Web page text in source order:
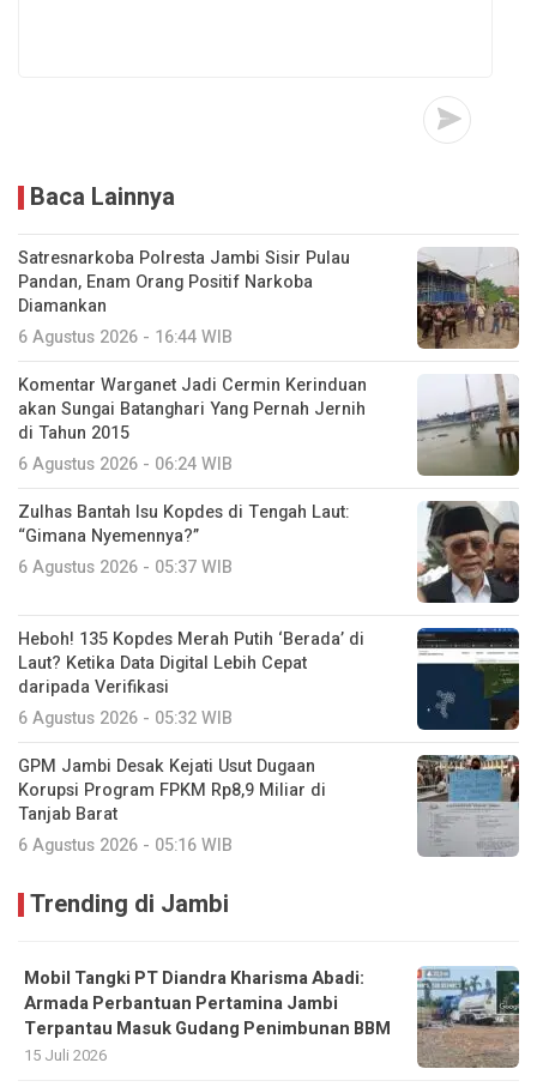
Baca Lainnya
Satresnarkoba Polresta Jambi Sisir Pulau
Pandan, Enam Orang Positif Narkoba
Diamankan
6 Agustus 2026 - 16:44 WIB
Komentar Warganet Jadi Cermin Kerinduan
akan Sungai Batanghari Yang Pernah Jernih
di Tahun 2015
6 Agustus 2026 - 06:24 WIB
Zulhas Bantah Isu Kopdes di Tengah Laut:
“Gimana Nyemennya?”
6 Agustus 2026 - 05:37 WIB
Heboh! 135 Kopdes Merah Putih ‘Berada’ di
Laut? Ketika Data Digital Lebih Cepat
daripada Verifikasi
6 Agustus 2026 - 05:32 WIB
GPM Jambi Desak Kejati Usut Dugaan
Korupsi Program FPKM Rp8,9 Miliar di
Tanjab Barat
6 Agustus 2026 - 05:16 WIB
Trending di Jambi
Mobil Tangki PT Diandra Kharisma Abadi:
Armada Perbantuan Pertamina Jambi
Terpantau Masuk Gudang Penimbunan BBM
15 Juli 2026